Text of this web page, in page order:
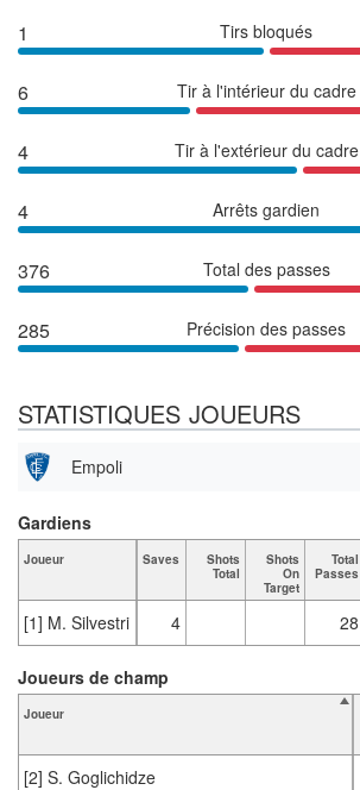
1 Tirs bloqués
6 Tir à l'intérieur du cadre
4 Tir à l'extérieur du cadre
4 Arrêts gardien
376 Total des passes
285 Précision des passes
STATISTIQUES JOUEURS
Empoli
Joueur Saves
Shots
Total
Shots
On
Target
Total
Passes
[1] M. Silvestri 4 28
Gardiens
Joueur
[2] S. Goglichidze
Joueurs de champ